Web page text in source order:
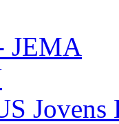
JEMA
Jovens